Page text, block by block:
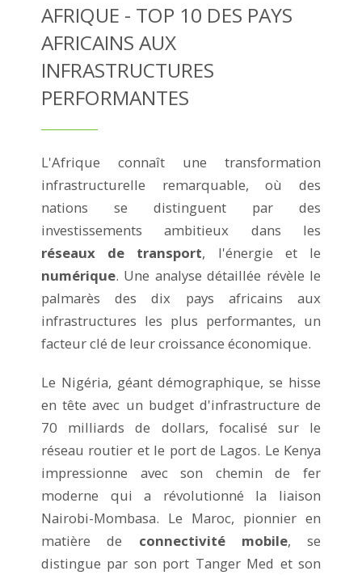
AFRIQUE - TOP 10 DES PAYS
AFRICAINS AUX
INFRASTRUCTURES
PERFORMANTES
L'Afrique connaît une transformation
infrastructurelle remarquable, où des
nations se distinguent par des
investissements ambitieux dans les
réseaux de transport, l'énergie et le
numérique. Une analyse détaillée révèle le
palmarès des dix pays africains aux
infrastructures les plus performantes, un
facteur clé de leur croissance économique.
Le Nigéria, géant démographique, se hisse
en tête avec un budget d'infrastructure de
70 milliards de dollars, focalisé sur le
réseau routier et le port de Lagos. Le Kenya
impressionne avec son chemin de fer
moderne qui a révolutionné la liaison
Nairobi-Mombasa. Le Maroc, pionnier en
matière de connectivité mobile, se
distingue par son port Tanger Med et son